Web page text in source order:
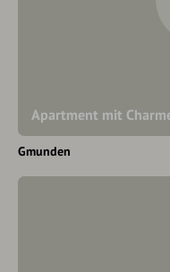
Apartment mit
Gmunden